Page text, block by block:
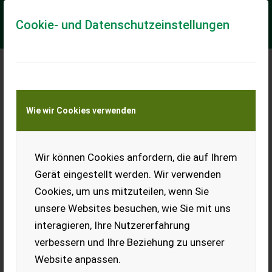
Cookie- und Datenschutzeinstellungen
Wie wir Cookies verwenden
Wir können Cookies anfordern, die auf Ihrem
Gerät eingestellt werden. Wir verwenden
Cookies, um uns mitzuteilen, wenn Sie
unsere Websites besuchen, wie Sie mit uns
interagieren, Ihre Nutzererfahrung
verbessern und Ihre Beziehung zu unserer
Website anpassen.
Jessur 600 permetező